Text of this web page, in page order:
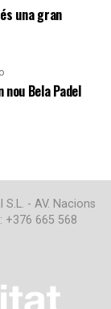
una gran
Bela Padel
- AV. Nacions
+376 665 568